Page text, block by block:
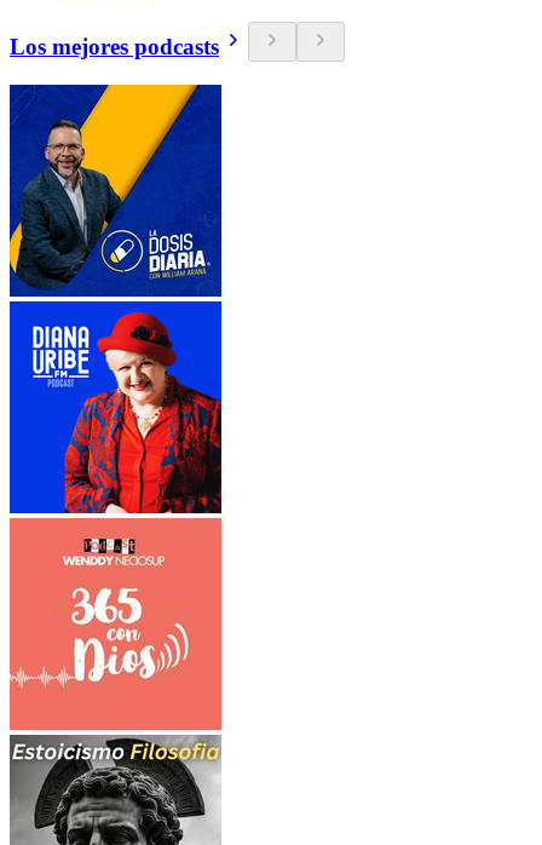
Los mejores podcasts